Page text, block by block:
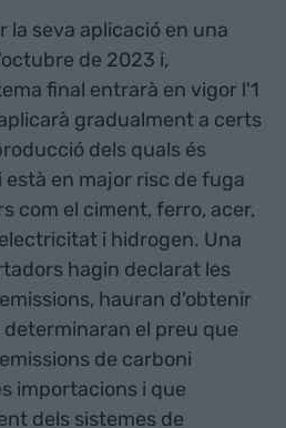
la seva aplicació en una
de 2023 i,
final entrarà en vigor l'1
gradualment a certs
dels quals és
en major risc de fuga
com el ciment, ferro, acer,
i hidrogen. Una
hagin declarat les
hauran d'obtenir
el preu que
de carboni
importacions i que
dels sistemes de